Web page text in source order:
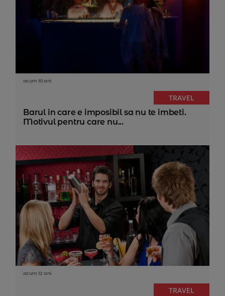
acum 10 ani
TRAVEL
Barul in care e imposibil sa nu te imbeti.
Motivul pentru care nu...
acum 12 ani
TRAVEL